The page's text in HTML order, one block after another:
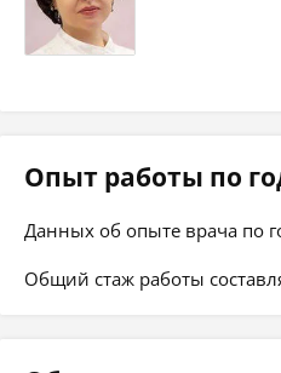
Опыт работы по
Данных об опыте врача по
Общий стаж работы